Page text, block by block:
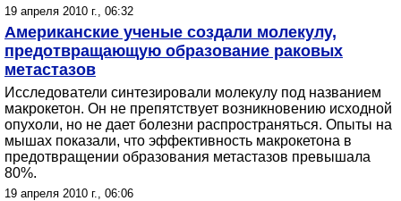
19 апреля 2010 г., 06:32
Американские ученые создали молекулу,
предотвращающую образование раковых
метастазов
Исследователи синтезировали молекулу под названием
макрокетон. Он не препятствует возникновению исходной
опухоли, но не дает болезни распространяться. Опыты на
мышах показали, что эффективность макрокетона в
предотвращении образования метастазов превышала
80%.
19 апреля 2010 г., 06:06